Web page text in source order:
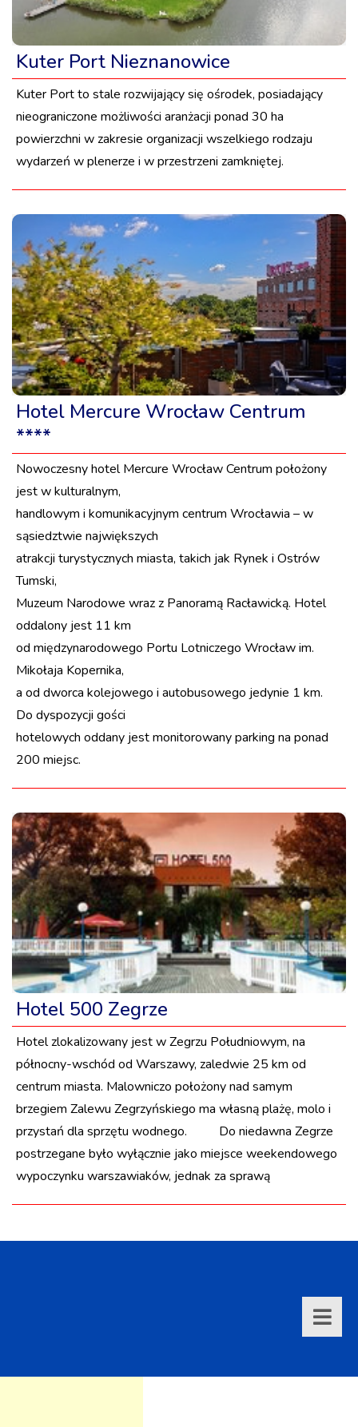
Kuter Port Nieznanowice
Kuter Port to stale rozwijający się ośrodek, posiadający
nieograniczone możliwości aranżacji ponad 30 ha
powierzchni w zakresie organizacji wszelkiego rodzaju
wydarzeń w plenerze i w przestrzeni zamkniętej.
Hotel Mercure Wrocław Centrum
****
Nowoczesny hotel Mercure Wrocław Centrum położony
jest w kulturalnym,
handlowym i komunikacyjnym centrum Wrocławia – w
sąsiedztwie największych
atrakcji turystycznych miasta, takich jak Rynek i Ostrów
Tumski,
Muzeum Narodowe wraz z Panoramą Racławicką. Hotel
oddalony jest 11 km
od międzynarodowego Portu Lotniczego Wrocław im.
Mikołaja Kopernika,
a od dworca kolejowego i autobusowego jedynie 1 km.
Do dyspozycji gości
hotelowych oddany jest monitorowany parking na ponad
200 miejsc.
Hotel 500 Zegrze
Hotel zlokalizowany jest w Zegrzu Południowym, na
północny-wschód od Warszawy, zaledwie 25 km od
centrum miasta. Malowniczo położony nad samym
brzegiem Zalewu Zegrzyńskiego ma własną plażę, molo i
przystań dla sprzętu wodnego. Do niedawna Zegrze
postrzegane było wyłącznie jako miejsce weekendowego
wypoczynku warszawiaków, jednak za sprawą